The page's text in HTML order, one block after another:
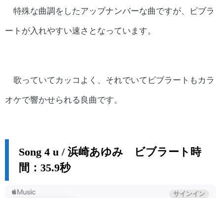
特殊な曲調をしたアップナンバーな曲ですが、ビブラ
ートが入れやすい速さとなっています。
歌っていてカッコよく、それでいてビブラートもカラ
オケで響かせられる良曲です。
Song 4 u / 浜崎あゆみ ビブラート時
間：35.9秒